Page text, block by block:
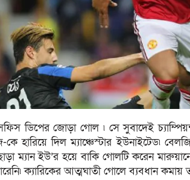
ডিপের জোড়া গোল ৷ সে সুবাদেই
কে হারিয়ে দিল ম্যাঞ্চেস্টার ইউনাইটেড৷
ম্যান ইউ’র হয়ে বাকি গোলটি করেন
ক্যারিকের আত্মঘাতী গোলে ব্যবধান কমায়